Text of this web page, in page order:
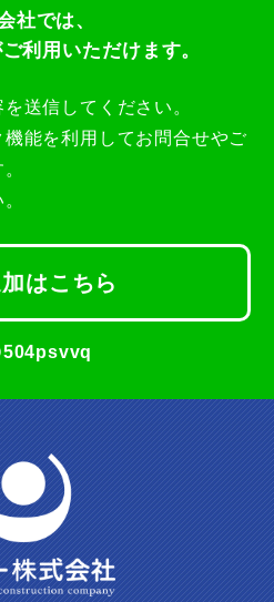
ネットショップ
社では、
利用いただけます。
送信してください。
能を利用してお問合せやご
はこちら